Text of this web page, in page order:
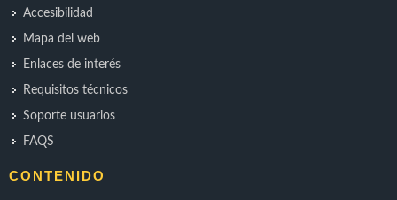
Accesibilidad
Mapa del web
Enlaces de interés
Requisitos técnicos
Soporte usuarios
FAQS
CONTENIDO